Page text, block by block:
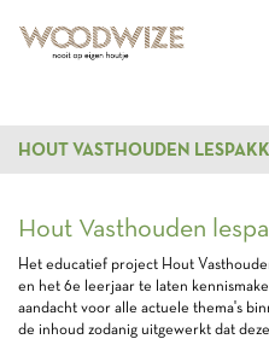
HOUT VASTHOUDEN
Hout Vasthouden
Het educatief project Hout
en het 6e leerjaar te laten
aandacht voor alle actuele thema's
de inhoud zodanig uitgewerkt dat